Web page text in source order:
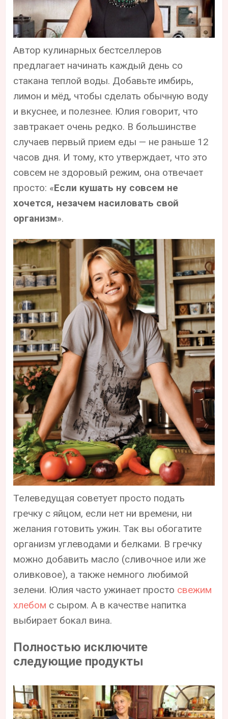
Автор кулинарных бестселлеров
предлагает начинать каждый день со
стакана теплой воды. Добавьте имбирь,
лимон и мёд, чтобы сделать обычную воду
и вкуснее, и полезнее. Юлия говорит, что
завтракает очень редко. В большинстве
случаев первый прием еды — не раньше 12
часов дня. И тому, кто утверждает, что это
совсем не здоровый режим, она отвечает
просто: «Если кушать ну совсем не
хочется, незачем насиловать свой
организм».
Телеведущая советует просто подать
гречку с яйцом, если нет ни времени, ни
желания готовить ужин. Так вы обогатите
организм углеводами и белками. В гречку
можно добавить масло (сливочное или же
оливковое), а также немного любимой
зелени. Юлия часто ужинает просто свежим
хлебом с сыром. А в качестве напитка
выбирает бокал вина.
Полностью исключите
следующие продукты